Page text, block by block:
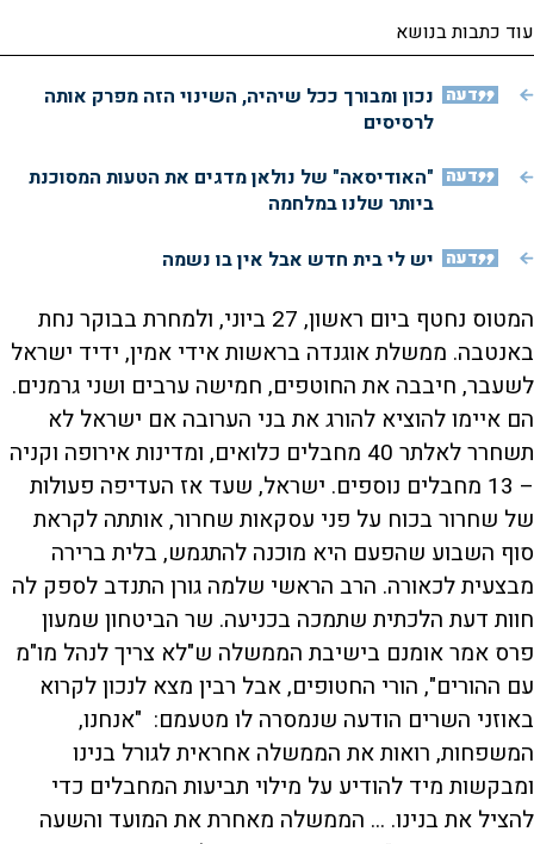
עוד כתבות בנושא
דעה נכון ומבורך ככל שיהיה, השינוי הזה מפרק אותה
לרסיסים
דעה "האודיסאה" של נולאן מדגים את הטעות המסוכנת
ביותר שלנו במלחמה
דעה יש לי בית חדש אבל אין בו נשמה
המטוס נחטף ביום ראשון, 27 ביוני, ולמחרת בבוקר נחת
באנטבה. ממשלת אוגנדה בראשות אידי אמין, ידיד ישראל
לשעבר, חיבבה את החוטפים, חמישה ערבים ושני גרמנים.
הם איימו להוציא להורג את בני הערובה אם ישראל לא
תשחרר לאלתר 40 מחבלים כלואים, ומדינות אירופה וקניה
– 13 מחבלים נוספים. ישראל, שעד אז העדיפה פעולות
של שחרור בכוח על פני עסקאות שחרור, אותתה לקראת
סוף השבוע שהפעם היא מוכנה להתגמש, בלית ברירה
מבצעית לכאורה. הרב הראשי שלמה גורן התנדב לספק לה
חוות דעת הלכתית שתמכה בכניעה. שר הביטחון שמעון
פרס אמר אומנם בישיבת הממשלה ש"לא צריך לנהל מו"מ
עם ההורים", הורי החטופים, אבל רבין מצא לנכון לקרוא
באוזני השרים הודעה שנמסרה לו מטעמם: "אנחנו,
המשפחות, רואות את הממשלה אחראית לגורל בנינו
ומבקשות מיד להודיע על מילוי תביעות המחבלים כדי
להציל את בנינו. ... הממשלה מאחרת את המועד והשעה